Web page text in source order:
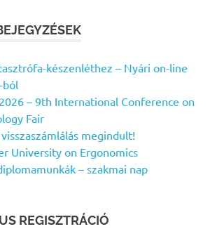
készenléthez – Nyári on-line
ból
– 9th International Conference on
Fair
megindult!
University on Ergonomics
– szakmai nap
REGISZTRÁCIÓ